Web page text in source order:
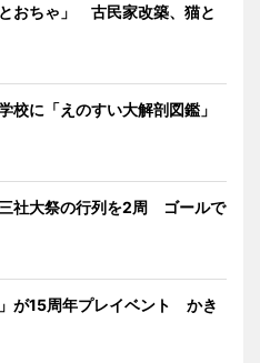
おちゃ」 古民家改築、猫と
校に「えのすい大解剖図鑑」
社大祭の行列を2周 ゴールで
が15周年プレイベント かき